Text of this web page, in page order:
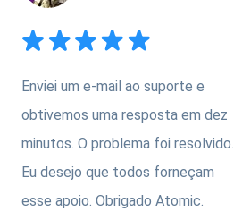
Enviei um e-mail ao suporte e
obtivemos uma resposta em dez
minutos. O problema foi resolvido.
Eu desejo que todos forneçam
esse apoio. Obrigado Atomic.